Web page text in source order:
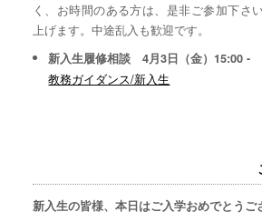
く、お時間のある方は、是非ご参加下さ
上げます。中途乱入も歓迎です。
新入生履修相談 4月3日（金）15:00 -
教務ガイダンス/新入生
新入生の皆様、本日はご入学おめでとうご